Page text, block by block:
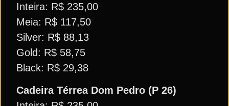
Inteira: R$ 235,00
Meia: R$ 117,50
Silver: R$ 88,13
Gold: R$ 58,75
Black: R$ 29,38
Cadeira Térrea Dom Pedro (P 26)